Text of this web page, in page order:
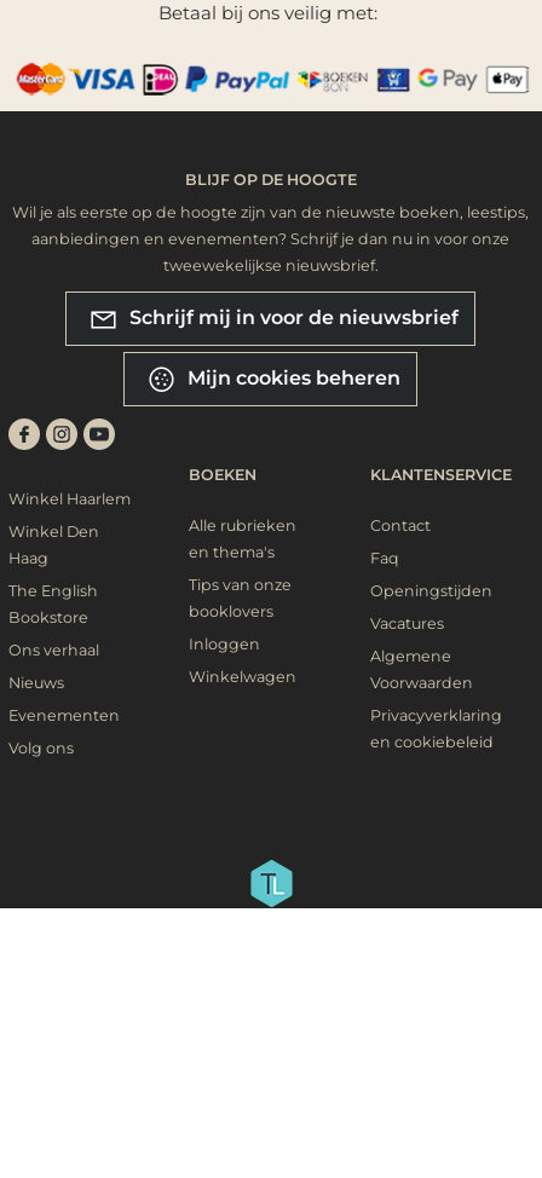
Betaal bij ons veilig met:
BLIJF OP DE HOOGTE
Wil je als eerste op de hoogte zijn van de nieuwste boeken, leestips,
aanbiedingen en evenementen? Schrijf je dan nu in voor onze
tweewekelijkse nieuwsbrief.
Schrijf mij in voor de nieuwsbrief
Mijn cookies beheren
Winkel Haarlem
Winkel Den
Haag
The English
Bookstore
Ons verhaal
Nieuws
Evenementen
Volg ons
BOEKEN
Alle rubrieken
en thema's
Tips van onze
booklovers
Inloggen
Winkelwagen
KLANTENSERVICE
Contact
Faq
Openingstijden
Vacatures
Algemene
Voorwaarden
Privacyverklaring
en cookiebeleid